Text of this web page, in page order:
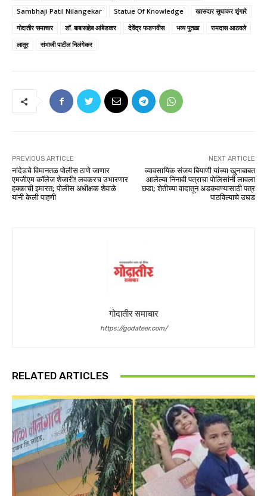
Sambhaji Patil Nilangekar
Statue Of Knowledge
खासदार सुधाकर शृंगारे
गोदातीर समाचार
डॉ. बाबासाहेब आंबेडकर देवेंद्र फडणवीस भव्य पुतळा
रामदास आठवले
लातूर
संभाजी पाटील निलंगेकर
PREVIOUS ARTICLE
नांदेडचे विमानतळ पोलीस ठाणे जाणार
एमजीएम कॉलेज शेजारी! लवकरच उभारणार
हक्काची इमारत; पोलीस अधीक्षक शेवाळे
यांनी केली पाहणी
NEXT ARTICLE
व्यावसायिक संजय बियाणी यांच्या खुनाबाबत
आलेल्या निनावी पत्राचा पोलिसांनी लावला
छडा; शेतीच्या वादातून अडकवण्यासाठी पत्र
पाठविल्याचे उघड
गोदातीर समाचार
https://godateer.com/
RELATED ARTICLES